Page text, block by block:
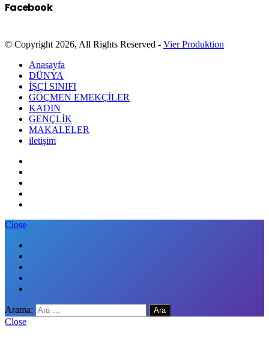
Facebook
© Copyright 2026, All Rights Reserved - Vier Produktion
Anasayfa
DÜNYA
İŞÇİ SINIFI
GÖÇMEN EMEKÇİLER
KADIN
GENÇLİK
MAKALELER
iletişim
Close
Arama:
Close